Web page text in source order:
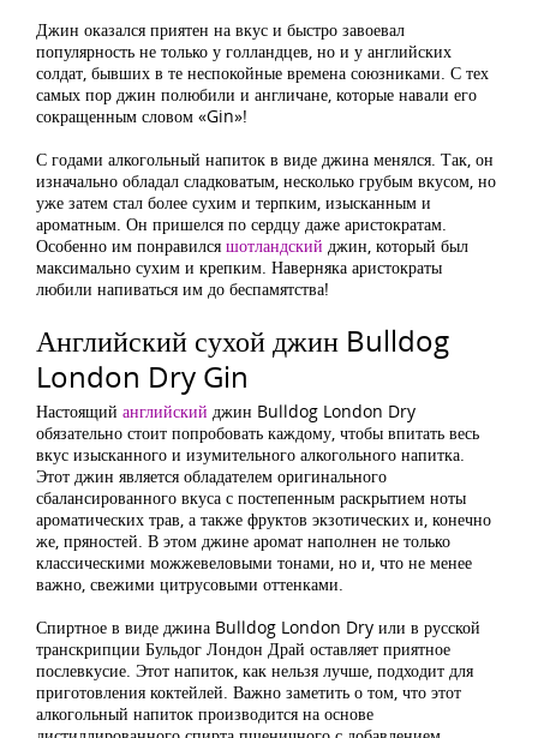
Джин оказался приятен на вкус и быстро завоевал
популярность не только у голландцев, но и у английских
солдат, бывших в те неспокойные времена союзниками. С тех
самых пор джин полюбили и англичане, которые навали его
сокращенным словом «Gin»!
С годами алкогольный напиток в виде джина менялся. Так, он
изначально обладал сладковатым, несколько грубым вкусом, но
уже затем стал более сухим и терпким, изысканным и
ароматным. Он пришелся по сердцу даже аристократам.
Особенно им понравился шотландский джин, который был
максимально сухим и крепким. Наверняка аристократы
любили напиваться им до беспамятства!
Английский сухой джин Bulldog
London Dry Gin
Настоящий английский джин Bulldog London Dry
обязательно стоит попробовать каждому, чтобы впитать весь
вкус изысканного и изумительного алкогольного напитка.
Этот джин является обладателем оригинального
сбалансированного вкуса с постепенным раскрытием ноты
ароматических трав, а также фруктов экзотических и, конечно
же, пряностей. В этом джине аромат наполнен не только
классическими можжевеловыми тонами, но и, что не менее
важно, свежими цитрусовыми оттенками.
Спиртное в виде джина Bulldog London Dry или в русской
транскрипции Бульдог Лондон Драй оставляет приятное
послевкусие. Этот напиток, как нельзя лучше, подходит для
приготовления коктейлей. Важно заметить о том, что этот
алкогольный напиток производится на основе